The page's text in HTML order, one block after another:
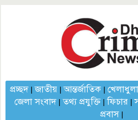
প্রচ্ছদ|জাতীয়|আন্তর্জাতিক| খেলাধুলা
জেলা সংবাদ|তথ্য প্রযুক্তি |ফিচার |
প্রবাস|